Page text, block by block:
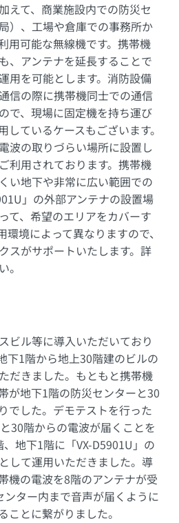
えて、商業施設内での防災セ
）、工場や倉庫での事務所か
用可能な無線機です。携帯機
、アンテナを延長することで
用を可能とします。消防設備
信の際に携帯機同士での通信
で、現場に固定機を持ち運び
しているケースもございます。
波の取りづらい場所に設置し
利用されております。携帯機
い地下や非常に広い範囲での
」の外部アンテナの設置場
て、希望のエリアをカバーす
環境によって異なりますので、
スがサポートいたします。詳
。
ビル等に導入いただいており
下1階から地上30階建のビルの
だきました。もともと携帯機
が地下1階の防災センターと30
でした。デモテストを行った
30階からの電波が届くことを
地下1階に「VX-D5901U」の
して運用いただきました。導
機の電波を8階のアンテナが受
ター内まで音声が届くように
ことに繋がりました。